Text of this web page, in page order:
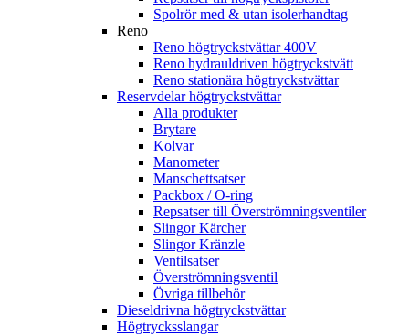
Spolrör med & utan isolerhandtag
Reno
Reno högtryckstvättar 400V
Reno hydrauldriven högtryckstvätt
Reno stationära högtryckstvättar
Reservdelar högtryckstvättar
Alla produkter
Brytare
Kolvar
Manometer
Manschettsatser
Packbox / O-ring
Repsatser till Överströmningsventiler
Slingor Kärcher
Slingor Kränzle
Ventilsatser
Överströmningsventil
Övriga tillbehör
Dieseldrivna högtryckstvättar
Högtrycksslangar